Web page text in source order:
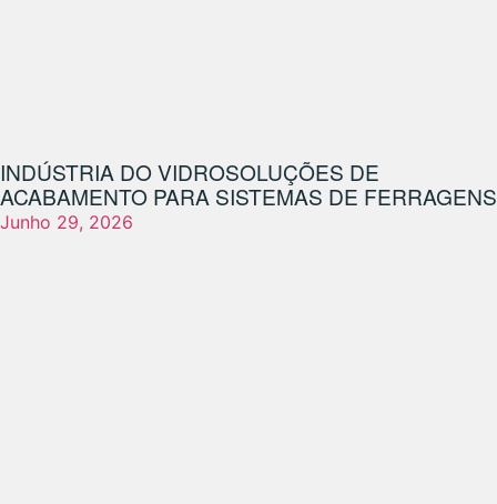
INDÚSTRIA DO VIDROSOLUÇÕES DE
ACABAMENTO PARA SISTEMAS DE FERRAGENS
Junho 29, 2026